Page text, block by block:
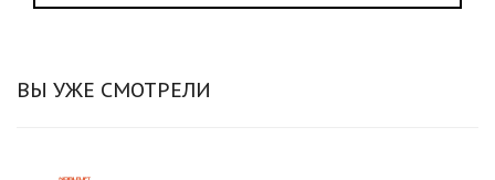
ВЫ УЖЕ СМОТРЕЛИ